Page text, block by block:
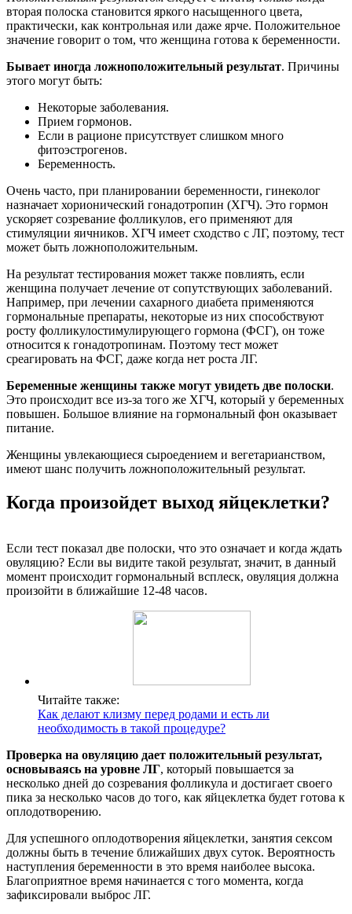
вторая полоска становится яркого насыщенного цвета,
практически, как контрольная или даже ярче. Положительное
значение говорит о том, что женщина готова к беременности.
Бывает иногда ложноположительный результат. Причины
этого могут быть:
Некоторые заболевания.
Прием гормонов.
Если в рационе присутствует слишком много
фитоэстрогенов.
Беременность.
Очень часто, при планировании беременности, гинеколог
назначает хорионический гонадотропин (ХГЧ). Это гормон
ускоряет созревание фолликулов, его применяют для
стимуляции яичников. ХГЧ имеет сходство с ЛГ, поэтому, тест
может быть ложноположительным.
На результат тестирования может также повлиять, если
женщина получает лечение от сопутствующих заболеваний.
Например, при лечении сахарного диабета применяются
гормональные препараты, некоторые из них способствуют
росту фолликулостимулирующего гормона (ФСГ), он тоже
относится к гонадотропинам. Поэтому тест может
среагировать на ФСГ, даже когда нет роста ЛГ.
Беременные женщины также могут увидеть две полоски.
Это происходит все из-за того же ХГЧ, который у беременных
повышен. Большое влияние на гормональный фон оказывает
питание.
Женщины увлекающиеся сыроедением и вегетарианством,
имеют шанс получить ложноположительный результат.
Когда произойдет выход яйцеклетки?
Если тест показал две полоски, что это означает и когда ждать
овуляцию? Если вы видите такой результат, значит, в данный
момент происходит гормональный всплеск, овуляция должна
произойти в ближайшие 12-48 часов.
Читайте также:
Как делают клизму перед родами и есть ли
необходимость в такой процедуре?
Проверка на овуляцию дает положительный результат,
основываясь на уровне ЛГ, который повышается за
несколько дней до созревания фолликула и достигает своего
пика за несколько часов до того, как яйцеклетка будет готова к
оплодотворению.
Для успешного оплодотворения яйцеклетки, занятия сексом
должны быть в течение ближайших двух суток. Вероятность
наступления беременности в это время наиболее высока.
Благоприятное время начинается с того момента, когда
зафиксировали выброс ЛГ.